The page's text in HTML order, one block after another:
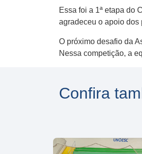
Essa foi a 1ª etapa do
agradeceu o apoio dos
O próximo desafio da
Nessa competição, a
Confira